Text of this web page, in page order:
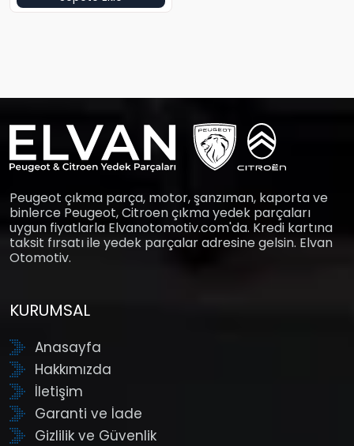
Peugeot çıkma parça, motor, şanzıman, kaporta ve
binlerce Peugeot, Citroen çıkma yedek parçaları
uygun fiyatlarla Elvanotomotiv.com'da. Kredi kartına
taksit fırsatı ile yedek parçalar adresine gelsin. Elvan
Otomotiv.
KURUMSAL
Anasayfa
Hakkımızda
İletişim
Garanti ve İade
Gizlilik ve Güvenlik